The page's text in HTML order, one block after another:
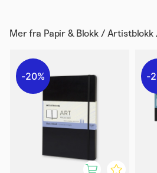
Mer fra Papir & Blokk / Artistblokk
20%